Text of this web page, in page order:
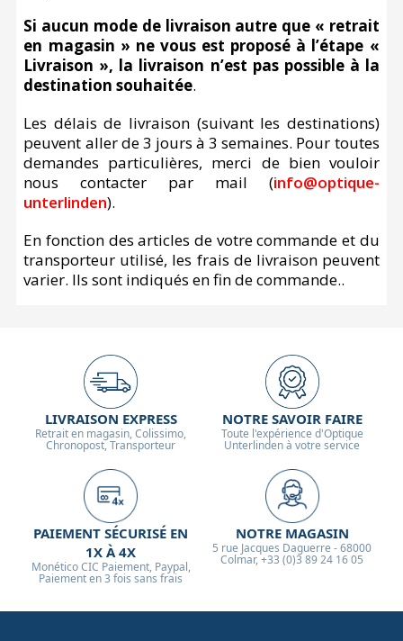
Si aucun mode de livraison autre que « retrait
en magasin » ne vous est proposé à l’étape «
Livraison », la livraison n’est pas possible à la
destination souhaitée.
Les délais de livraison (suivant les destinations)
peuvent aller de 3 jours à 3 semaines. Pour toutes
demandes particulières, merci de bien vouloir
nous contacter par mail (info@optique-
unterlinden).
En fonction des articles de votre commande et du
transporteur utilisé, les frais de livraison peuvent
varier. Ils sont indiqués en fin de commande..
LIVRAISON EXPRESS
Retrait en magasin, Colissimo,
Chronopost, Transporteur
NOTRE SAVOIR FAIRE
Toute l'expérience d'Optique
Unterlinden à votre service
PAIEMENT SÉCURISÉ EN
1X À 4X
Monético CIC Paiement, Paypal,
Paiement en 3 fois sans frais
NOTRE MAGASIN
5 rue Jacques Daguerre - 68000
Colmar, +33 (0)3 89 24 16 05